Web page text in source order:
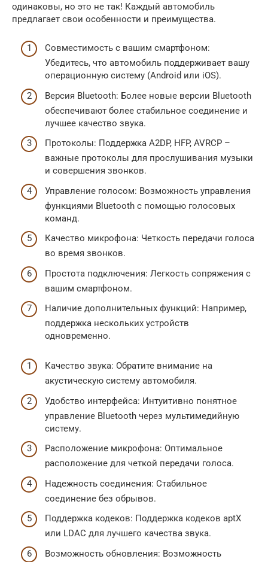
одинаковы, но это не так! Каждый автомобиль
предлагает свои особенности и преимущества.
Совместимость с вашим смартфоном:
Убедитесь, что автомобиль поддерживает вашу
операционную систему (Android или iOS).
Версия Bluetooth: Более новые версии Bluetooth
обеспечивают более стабильное соединение и
лучшее качество звука.
Протоколы: Поддержка A2DP, HFP, AVRCP –
важные протоколы для прослушивания музыки
и совершения звонков.
Управление голосом: Возможность управления
функциями Bluetooth с помощью голосовых
команд.
Качество микрофона: Четкость передачи голоса
во время звонков.
Простота подключения: Легкость сопряжения с
вашим смартфоном.
Наличие дополнительных функций: Например,
поддержка нескольких устройств
одновременно.
Качество звука: Обратите внимание на
акустическую систему автомобиля.
Удобство интерфейса: Интуитивно понятное
управление Bluetooth через мультимедийную
систему.
Расположение микрофона: Оптимальное
расположение для четкой передачи голоса.
Надежность соединения: Стабильное
соединение без обрывов.
Поддержка кодеков: Поддержка кодеков aptX
или LDAC для лучшего качества звука.
Возможность обновления: Возможность